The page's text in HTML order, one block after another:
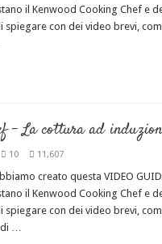
il Kenwood Cooking Chef e
con dei video brevi,
La cottura ad
10 11,607
creato questa VIDEO
il Kenwood Cooking Chef e
con dei video brevi,
di …